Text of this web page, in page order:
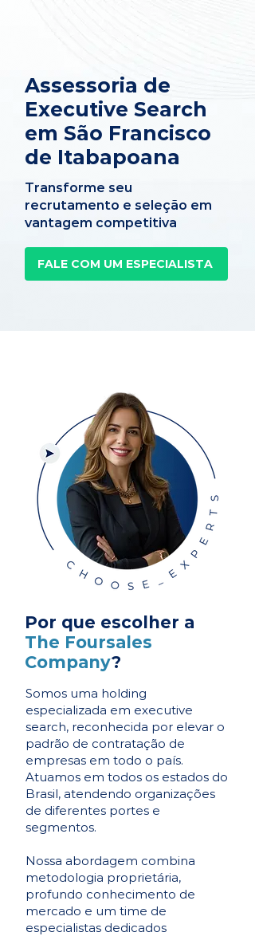
Assessoria de
Executive Search
em São Francisco
de Itabapoana
Transforme seu
recrutamento e seleção em
vantagem competitiva
FALE COM UM ESPECIALISTA
Por que escolher a
The Foursales
Company?
Somos uma holding
especializada em executive
search, reconhecida por elevar o
padrão de contratação de
empresas em todo o país.
Atuamos em todos os estados do
Brasil, atendendo organizações
de diferentes portes e
segmentos.
Nossa abordagem combina
metodologia proprietária,
profundo conhecimento de
mercado e um time de
especialistas dedicados